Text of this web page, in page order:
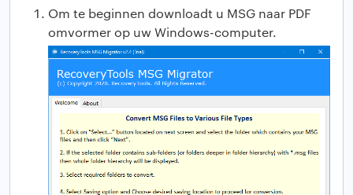
Om te beginnen downloadt u MSG naar PDF
omvormer op uw Windows-computer.